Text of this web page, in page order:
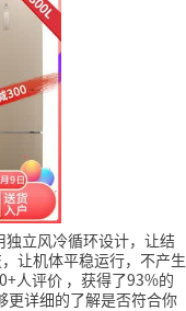
立风冷循环设计，让结
让机体平稳运行，不产生
人评价 ，获得了93%的
更详细的了解是否符合你